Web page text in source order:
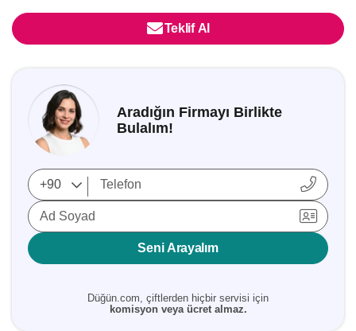
Teklif Al
Aradığın Firmayı Birlikte
Bulalım!
Ad Soyad
Seni Arayalım
Düğün.com, çiftlerden hiçbir servisi için
komisyon veya ücret almaz.